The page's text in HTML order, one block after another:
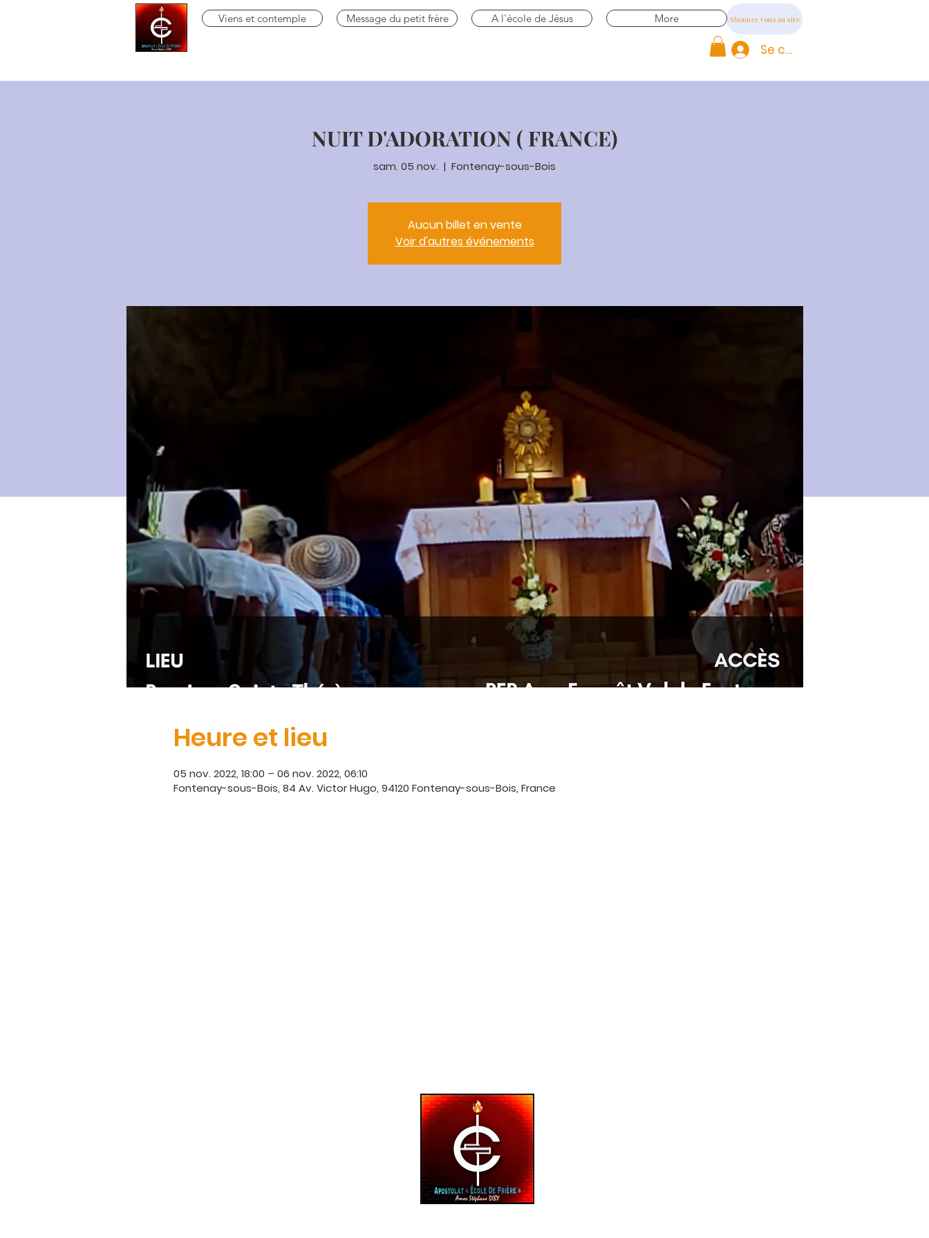
Viens et contemple Message du petit frère A l'école de Jésus More Abonnez vous au site
Se connecter
NUIT D'ADORATION ( FRANCE)
sam. 05 nov.
  |
Fontenay-sous-Bois
Aucun billet en vente
Voir d'autres événements
Heure et lieu
05 nov. 2022, 18:00 – 06 nov. 2022, 06:10
Fontenay-sous-Bois, 84 Av. Victor Hugo, 94120 Fontenay-sous-Bois, France